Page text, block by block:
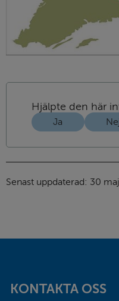
Hjälpte den här
Ja
Senast uppdaterad: 30
KONTAKTA OSS